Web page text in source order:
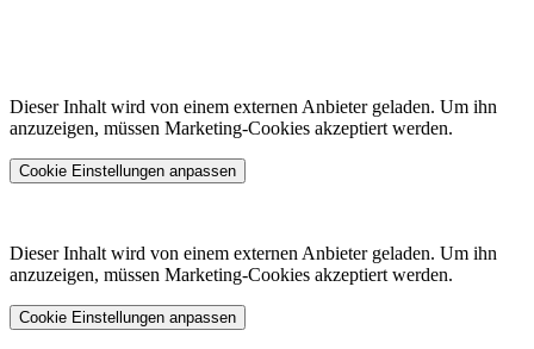
Dieser Inhalt wird von einem externen Anbieter geladen. Um ihn
anzuzeigen, müssen Marketing-Cookies akzeptiert werden.
Cookie Einstellungen anpassen
Dieser Inhalt wird von einem externen Anbieter geladen. Um ihn
anzuzeigen, müssen Marketing-Cookies akzeptiert werden.
Cookie Einstellungen anpassen